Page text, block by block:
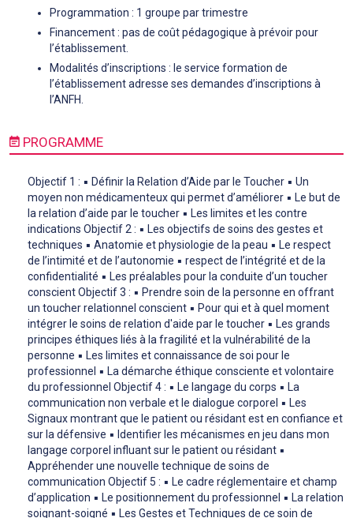
Programmation : 1 groupe par trimestre
Financement : pas de coût pédagogique à prévoir pour
l’établissement.
Modalités d’inscriptions : le service formation de
l’établissement adresse ses demandes d’inscriptions à
l’ANFH.
PROGRAMME
Objectif 1 : ▪ Définir la Relation d’Aide par le Toucher ▪ Un
moyen non médicamenteux qui permet d’améliorer ▪ Le but de
la relation d’aide par le toucher ▪ Les limites et les contre
indications Objectif 2 : ▪ Les objectifs de soins des gestes et
techniques ▪ Anatomie et physiologie de la peau ▪ Le respect
de l’intimité et de l’autonomie ▪ respect de l’intégrité et de la
confidentialité ▪ Les préalables pour la conduite d’un toucher
conscient Objectif 3 : ▪ Prendre soin de la personne en offrant
un toucher relationnel conscient ▪ Pour qui et à quel moment
intégrer le soins de relation d'aide par le toucher ▪ Les grands
principes éthiques liés à la fragilité et la vulnérabilité de la
personne ▪ Les limites et connaissance de soi pour le
professionnel ▪ La démarche éthique consciente et volontaire
du professionnel Objectif 4 : ▪ Le langage du corps ▪ La
communication non verbale et le dialogue corporel ▪ Les
Signaux montrant que le patient ou résidant est en confiance et
sur la défensive ▪ Identifier les mécanismes en jeu dans mon
langage corporel influant sur le patient ou résidant ▪
Appréhender une nouvelle technique de soins de
communication Objectif 5 : ▪ Le cadre réglementaire et champ
d’application ▪ Le positionnement du professionnel ▪ La relation
soignant-soigné ▪ Les Gestes et Techniques de ce soin de